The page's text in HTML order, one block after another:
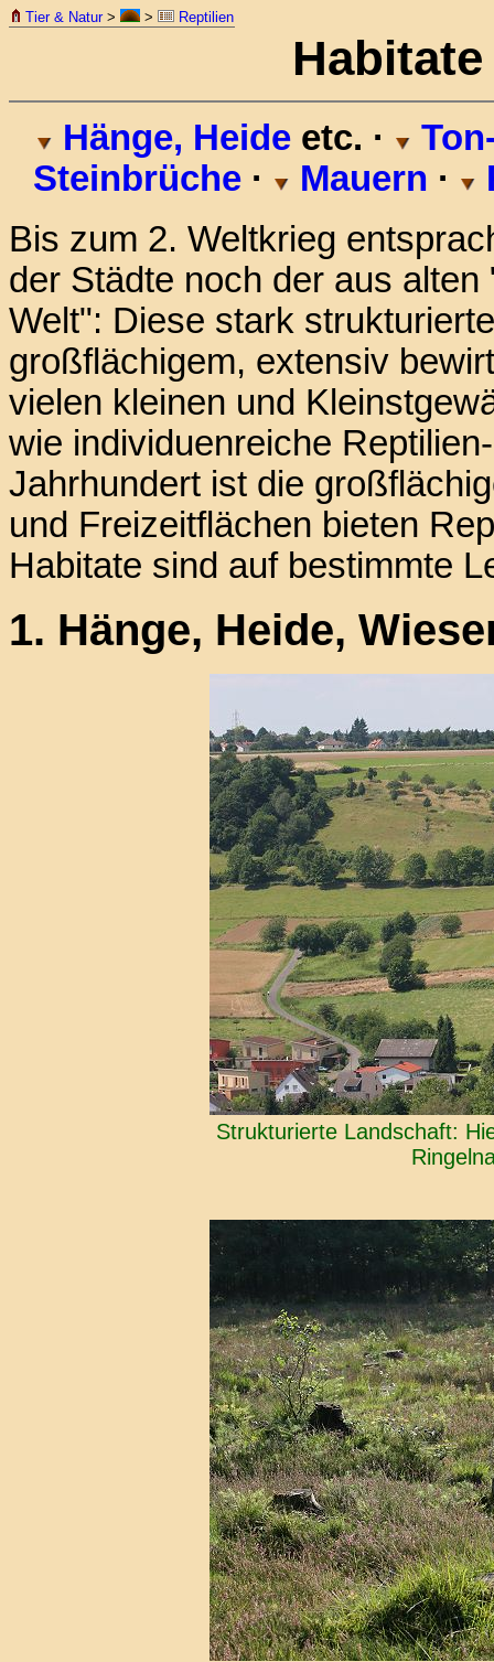
Tier & Natur> > Reptilien
Hänge, Heide etc. ·
Steinbrüche· Mauern ·
Bis zum 2. Weltkrieg
der Städte noch der aus
Welt": Diese stark
großflächigem, extensiv
vielen kleinen und
wie individuenreiche
Jahrhundert ist die
und Freizeitflächen bieten
Habitate sind auf bestimmte
1. Hänge, Heide,
Strukturierte Landschaft: